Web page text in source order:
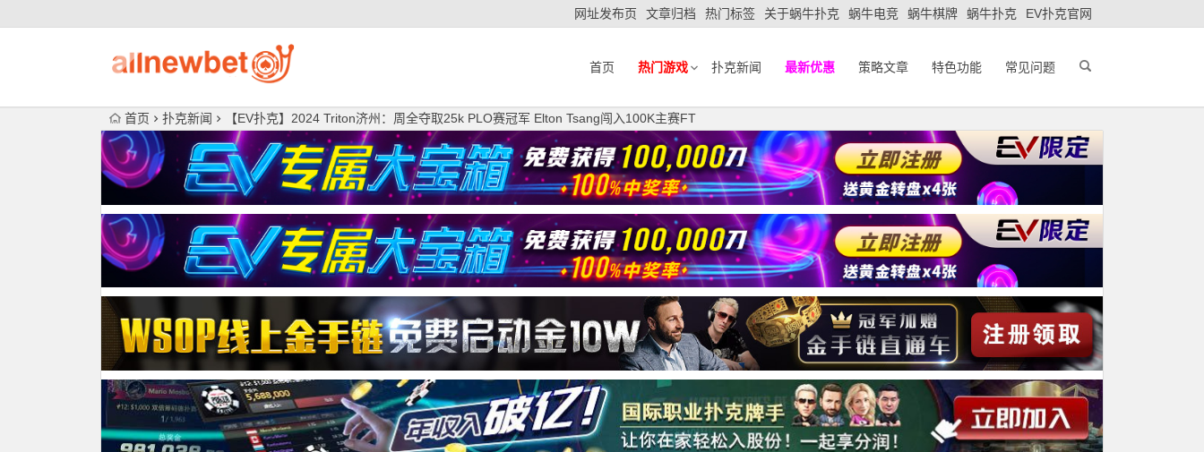
网址发布页 文章归档 热门标签 关于蜗牛扑克 蜗牛电竞 蜗牛棋牌 蜗牛扑克 EV扑克官网
首页 热门游戏 扑克新闻 最新优惠 策略文章 特色功能 常见问题
首页 扑克新闻 【EV扑克】2024 Triton济州：周全夺取25k PLO赛冠军 Elton Tsang闯入100K主赛FT